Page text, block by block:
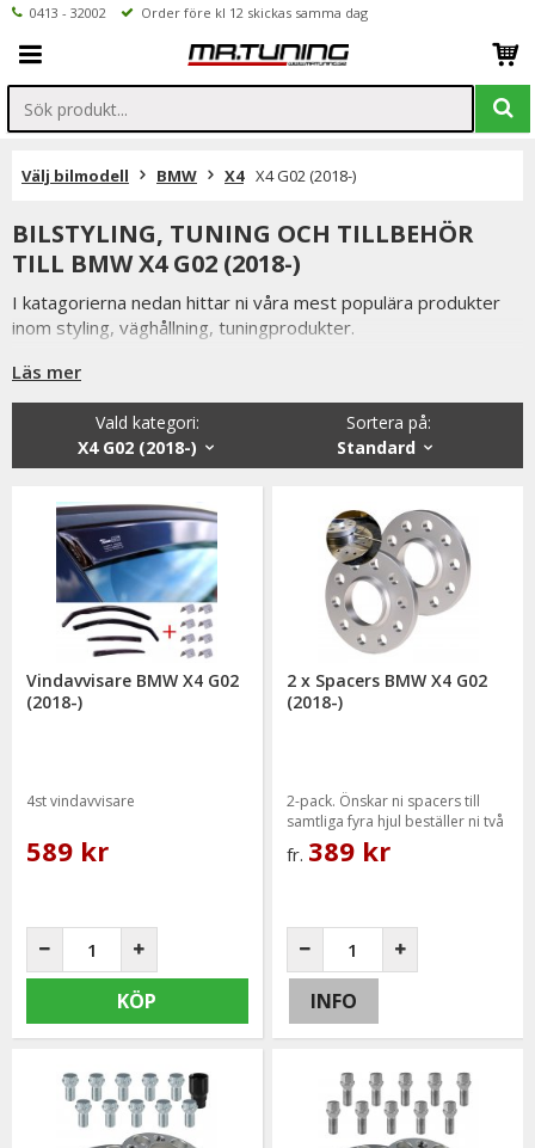
0413 - 32002 Order före kl 12 skickas samma dag
Välj bilmodell BMW X4 X4 G02 (2018-)
BILSTYLING, TUNING OCH TILLBEHÖR
TILL BMW X4 G02 (2018-)
I katagorierna nedan hittar ni våra mest populära produkter
inom styling, väghållning, tuningprodukter.
Är det något som du funderar över eller inte hittar i vårt
Till BMW X4 G02 (2018-).
Läs mer
Sortera på:
Standard
Vald kategori:
X4 G02 (2018-)
Vindavvisare BMW X4 G02
(2018-)
4st vindavvisare
589 kr
KÖP
2 x Spacers BMW X4 G02
(2018-)
2-pack. Önskar ni spacers till
samtliga fyra hjul beställer ni två
paket.
fr. 389 kr
INFO